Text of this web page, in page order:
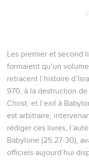
Les premier et second
formaient qu’un
retracent l’histoire
970, à la destruction
Christ, et l’exil à
est arbitraire,
rédiger ces livres,
Babylone (25.27-30),
officiels aujourd’hui